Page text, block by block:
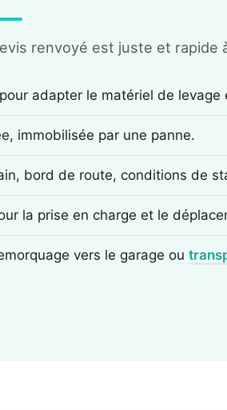
renvoyé est juste et rapide
adapter le matériel de levage
immobilisée par une panne.
bord de route, conditions de
la prise en charge et le
vers le garage ou